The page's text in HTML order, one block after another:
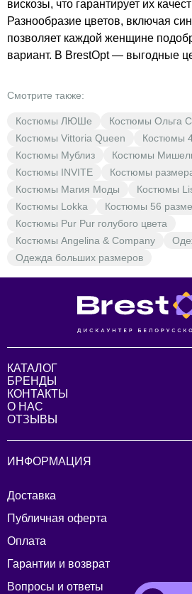
вискозы, что гарантирует их
Разнообразие цветов, включая
позволяет каждой женщине
вариант. В BrestOpt — выгодные
Смотрите также:
Костюмы ЛЮШе
Костюмы Ольга
Костюмы Vittoria Queen
Костюмы
Костюмы Мублиз
Костюмы
Костюмы INVITE
Костюмы
Костюмы Магия Моды
Костюмы
Костюмы Lokka
Костюмы 56
Костюмы Pur Pur голубого цвета
Костюмы Angelina & Company
Одежда больших размеров
КАТАЛОГ
БРЕНДЫ
КОНТАКТЫ
О НАС
ОТЗЫВЫ
ИНФОРМАЦИЯ
Доставка
Публичная оферта
Оплата
Гарантии и возврат
Вопросы и ответы